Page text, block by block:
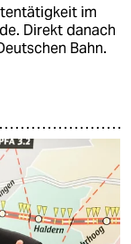
im
Direkt danach
Bahn.